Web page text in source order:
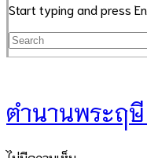
Start typing and press
ตำนานพระฤ